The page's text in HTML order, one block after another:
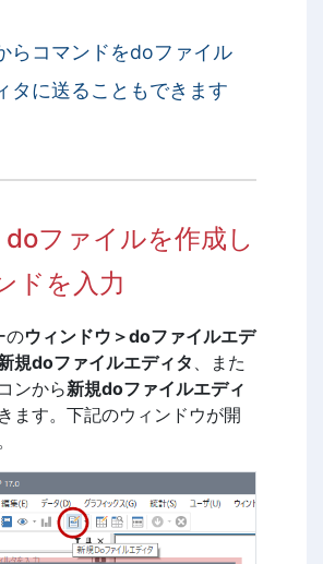
らコマンドをdoファイル
タに送ることもできます
ファイルを作成し
ドを入力
のウィンドウ＞doファイルエデ
規doファイルエディタ 、また
ンから新規doファイルエディ
ます。下記のウィンドウが開